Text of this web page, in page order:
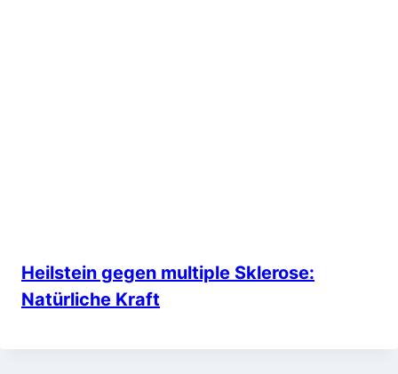
Heilstein gegen multiple Sklerose:
Natürliche Kraft